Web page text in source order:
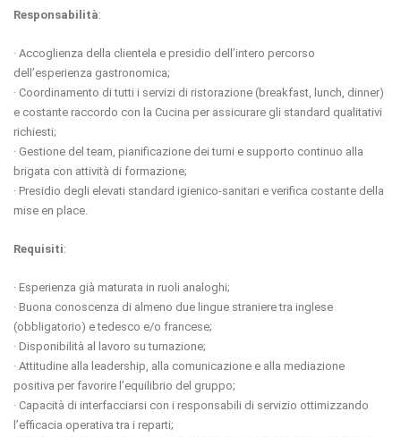
Responsabilità:
· Accoglienza della clientela e presidio dell’intero percorso
dell’esperienza gastronomica;
· Coordinamento di tutti i servizi di ristorazione (breakfast, lunch, dinner)
e costante raccordo con la Cucina per assicurare gli standard qualitativi
richiesti;
· Gestione del team, pianificazione dei turni e supporto continuo alla
brigata con attività di formazione;
· Presidio degli elevati standard igienico-sanitari e verifica costante della
mise en place.
Requisiti:
· Esperienza già maturata in ruoli analoghi;
· Buona conoscenza di almeno due lingue straniere tra inglese
(obbligatorio) e tedesco e/o francese;
· Disponibilità al lavoro su turnazione;
· Attitudine alla leadership, alla comunicazione e alla mediazione
positiva per favorire l’equilibrio del gruppo;
· Capacità di interfacciarsi con i responsabili di servizio ottimizzando
l’efficacia operativa tra i reparti;